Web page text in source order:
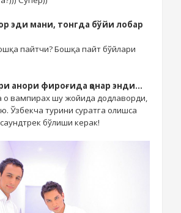
эди мани, тонгда бўйи лобар
пайтчи? Бошқа пайт бўйлари
анори фироғида қонар энди...
о вампирах шу жойида додлаворди,
Ўзбекча турини суратга олишса
бўлиши керак!